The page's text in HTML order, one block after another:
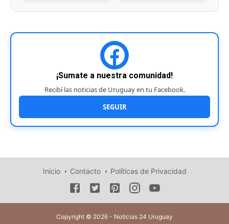
¡Sumate a nuestra comunidad!
Recibí las noticias de Uruguay en tu Facebook.
SEGUIR
Inicio Contacto Políticas de Privacidad
Copyright © 2026 - Noticias 24 Uruguay